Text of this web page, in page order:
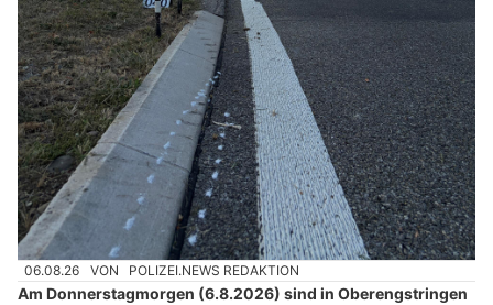
06.08.26 VON POLIZEI.NEWS REDAKTION
Am Donnerstagmorgen (6.8.2026) sind in Oberengstringen